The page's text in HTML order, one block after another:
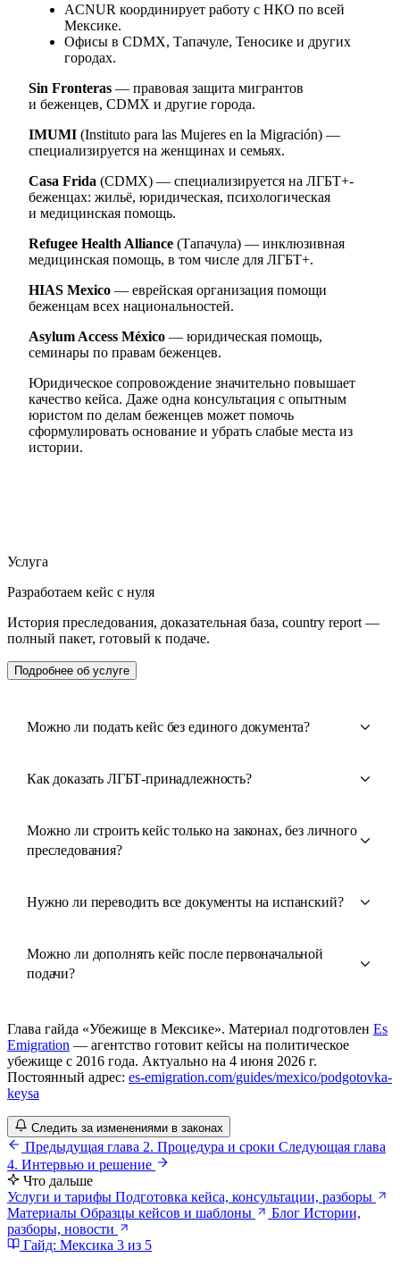
ACNUR координирует работу с НКО по всей
Мексике.
Офисы в CDMX, Тапачуле, Теносике и других
городах.
Sin Fronteras — правовая защита мигрантов
и беженцев, CDMX и другие города.
IMUMI (Instituto para las Mujeres en la Migración) —
специализируется на женщинах и семьях.
Casa Frida (CDMX) — специализируется на ЛГБТ+-
беженцах: жильё, юридическая, психологическая
и медицинская помощь.
Refugee Health Alliance (Тапачула) — инклюзивная
медицинская помощь, в том числе для ЛГБТ+.
HIAS Mexico — еврейская организация помощи
беженцам всех национальностей.
Asylum Access México — юридическая помощь,
семинары по правам беженцев.
Юридическое сопровождение значительно повышает
качество кейса. Даже одна консультация с опытным
юристом по делам беженцев может помочь
сформулировать основание и убрать слабые места из
истории.
Услуга
Разработаем кейс с нуля
История преследования, доказательная база, country report —
полный пакет, готовый к подаче.
Подробнее об услуге
Можно ли подать кейс без единого документа?
Как доказать ЛГБТ-принадлежность?
Можно ли строить кейс только на законах, без личного
преследования?
Нужно ли переводить все документы на испанский?
Можно ли дополнять кейс после первоначальной
подачи?
Глава гайда «Убежище в Мексике». Материал подготовлен Es
Emigration — агентство готовит кейсы на политическое
убежище с 2016 года. Актуально на 4 июня 2026 г.
Постоянный адрес: es-emigration.com/guides/mexico/podgotovka-
keysa
Следить за изменениями в законах
Предыдущая глава 2. Процедура и сроки Следующая глава
4. Интервью и решение
Что дальше
Услуги и тарифы Подготовка кейса, консультации, разборы
Материалы Образцы кейсов и шаблоны Блог Истории,
разборы, новости
Гайд: Мексика 3 из 5